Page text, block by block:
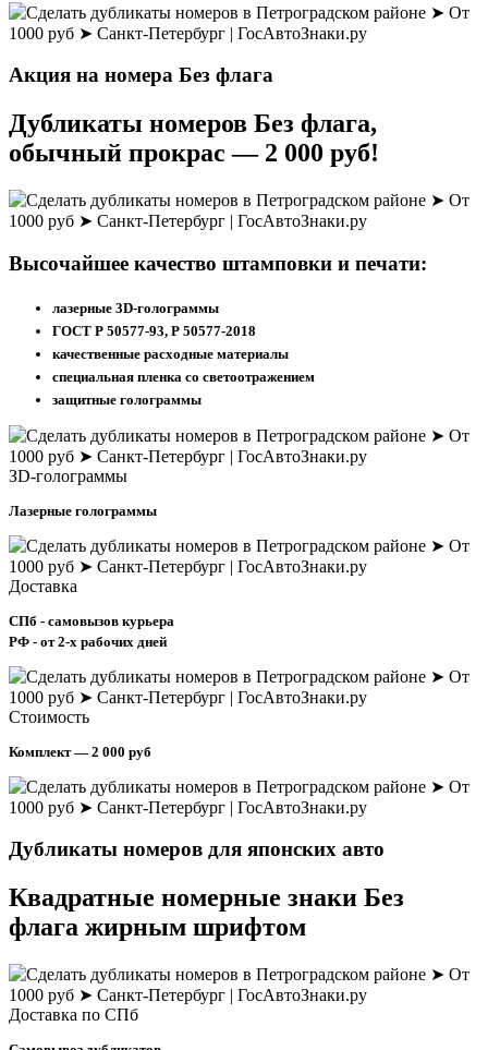
Акция на номера Без флага
Дубликаты номеров Без флага,
обычный прокрас — 2 000 руб!
Высочайшее качество штамповки и печати:
лазерные 3D-голограммы
ГОСТ Р 50577-93, Р 50577-2018
качественные расходные материалы
специальная пленка со светоотражением
защитные голограммы
ЗD-голограммы
Лазерные голограммы
Доставка
СПб - самовызов курьера
РФ - от 2-х рабочих дней
Стоимость
Комплект — 2 000 руб
Дубликаты номеров для японских авто
Квадратные номерные знаки Без
флага жирным шрифтом
Доставка по СПб